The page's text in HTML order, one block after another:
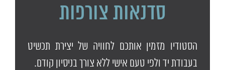
סדנאות צורפות
הסטודיו מזמין אותכם לחוויה של יצירת תכשיט
בעבודת יד ולפי טעם אישי ללא צורך בניסיון קודם.